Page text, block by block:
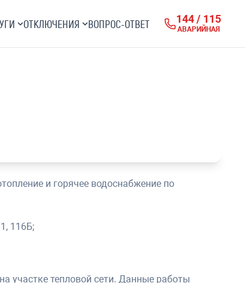
ОТКЛЮЧЕНИЯ ВОПРОС-ОТВЕТ 144 / 115
АВАРИЙНАЯ
и горячее водоснабжение по
116Б;
участке тепловой сети. Данные работы